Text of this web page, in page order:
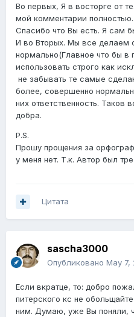
Во первых, Я в восторге от
мой комментарии
Спасибо что Вы есть. Я сам
И во Вторых. Мы все делаем
нормально(Главное что бы в
использовать строго как
не забывать те самые
более, совершенно
них ответственность.
добра.
P.S.
Прошу прощения за
у меня нет. Т.к. Автор был
Цитата
sascha3000
Опубликовано May 7,
Если вкратце, то: добро
питерского кс не
ним. Думаю, уже Вы поняли,